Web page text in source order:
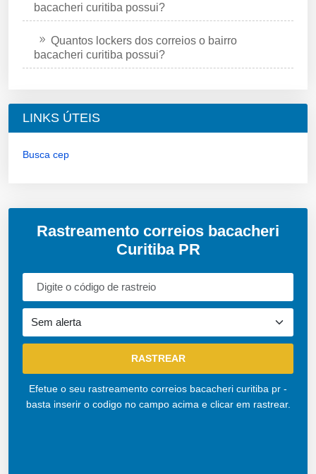
bacacheri curitiba possui?
Quantos lockers dos correios o bairro
bacacheri curitiba possui?
LINKS ÚTEIS
Busca cep
Rastreamento correios bacacheri
Curitiba PR
Efetue o seu rastreamento correios bacacheri curitiba pr -
basta inserir o codigo no campo acima e clicar em rastrear.